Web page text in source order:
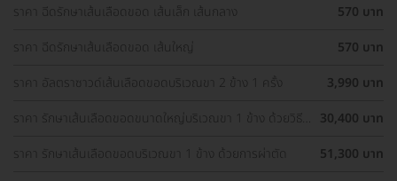
ราคา ฉีดรักษาเส้นเลือดขอด เส้นเล็ก เส้นกลาง
570 บาท
ราคา ฉีดรักษาเส้นเลือดขอด เส้นใหญ่
570 บาท
ราคา อัลตราซาวด์เส้นเลือดขอดบริเวณขา 2 ข้าง 1 ครั้ง
3,990 บาท
ราคา รักษาเส้นเลือดขอดขนาดใหญ่บริเวณขา 1 ข้าง ด้วยวิธี
30,400 บาท
ราคา รักษาเส้นเลือดขอดบริเวณขา 1 ข้าง ด้วยการผ่าตัด
51,300 บาท